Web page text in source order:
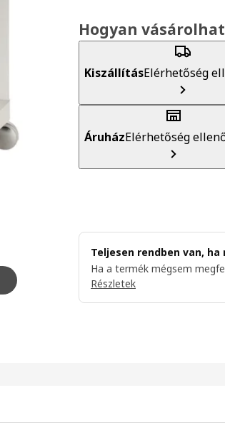
Hogyan
KiszállításElérhetőség
ÁruházElérhetőség
Teljesen rendben van,
Ha a termék mégsem
Részletek